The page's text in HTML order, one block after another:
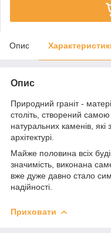
Опис
Опис
Природний граніт -
століть, створений
натуральних каменів, які
архітектурі.
Майже половина всіх
значимість, виконана
вже дуже давно стало
надійності.
Приховати